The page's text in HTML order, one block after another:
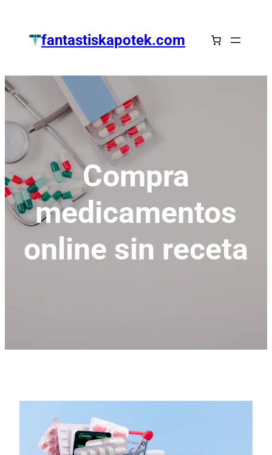
springenfantastiskapotek.com
Compra
medicamentos
online sin receta